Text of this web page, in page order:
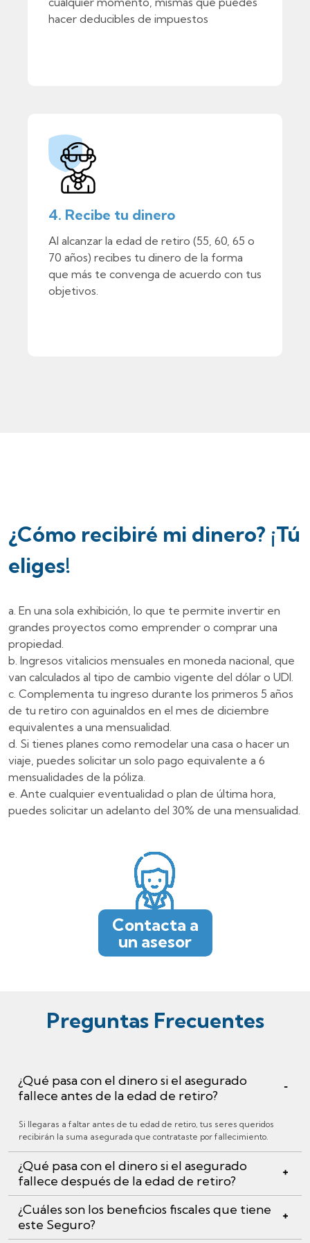
hacer deducibles de impuestos
4. Recibe tu dinero
Al alcanzar la edad de retiro (55, 60, 65 o
70 años) recibes tu dinero de la forma
que más te convenga de acuerdo con tus
objetivos.
¿Cómo recibiré mi dinero? ¡Tú
eliges!
En una sola exhibición, lo que te permite invertir en
grandes proyectos como emprender o comprar una
propiedad.
Ingresos vitalicios mensuales en moneda nacional, que
van calculados al tipo de cambio vigente del dólar o UDI.
Complementa tu ingreso durante los primeros 5 años
de tu retiro con aguinaldos en el mes de diciembre
equivalentes a una mensualidad.
Si tienes planes como remodelar una casa o hacer un
viaje, puedes solicitar un solo pago equivalente a 6
mensualidades de la póliza.
Ante cualquier eventualidad o plan de última hora,
puedes solicitar un adelanto del 30% de una mensualidad.
Contacta a
un asesor
Preguntas Frecuentes
¿Qué pasa con el dinero si el asegurado
fallece antes de la edad de retiro?
Si llegaras a faltar antes de tu edad de retiro, tus seres queridos
recibirán la suma asegurada que contrataste por fallecimiento.
¿Qué pasa con el dinero si el asegurado
fallece después de la edad de retiro?
Si llegaras a faltar después de tu edad de retiro, podrás traspasar
tus ingresos a un beneficiario por un periodo previamente
establecido.
¿Cuáles son los beneficios fiscales que tiene
este Seguro?